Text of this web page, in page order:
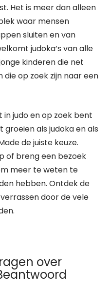
Het is meer dan alleen
waar mensen
sluiten en van
judoka’s van alle
kinderen die net
op zoek zijn naar een
judo en op zoek bent
als judoka en als
de juiste keuze.
of breng een bezoek
meer te weten te
hebben. Ontdek de
door de vele
over